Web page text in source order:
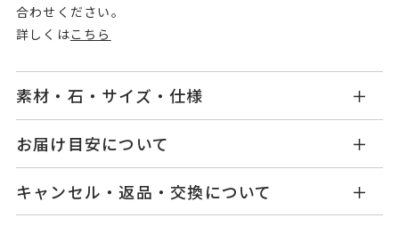
合わせください。
詳しくはこちら
素材・石・サイズ・仕様
品番
GL0806R001WDWG
素材
K18ホワイトゴールド
石
ダイヤモンド0.20ct
お届け目安について
せ。
ご注文およびご入金確認後、以下の日程にて発送
キャンセル・返品・交換について